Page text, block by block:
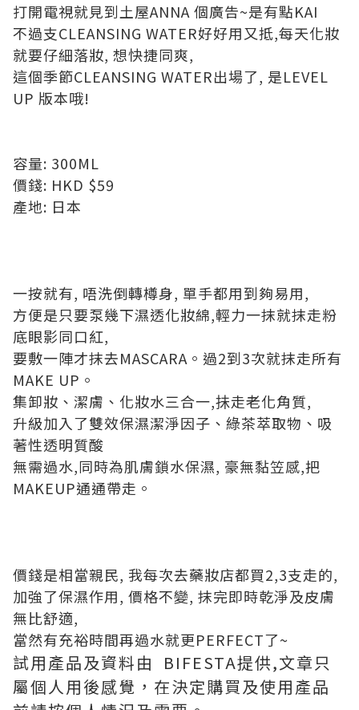
打開電視就見到土屋ANNA 個廣告~是有點KAI
不過支CLEANSING WATER好好用又抵,每天化妝
就要仔細落妝, 想快捷同爽,
這個季節CLEANSING WATER出場了, 是LEVEL
UP 版本哦!
容量: 300ML
價錢: HKD $59
產地: 日本
一按就有, 唔洗倒轉樽身, 單手都用到夠易用,
方便是只要泵幾下濕透化妝綿,輕力一抹就抹走粉
底眼影同口紅,
要敷一陣才抹去MASCARA。過2到3次就抹走所有
MAKE UP。
集卸妝、潔膚、化妝水三合一,抺走老化角質,
升級加入了雙效保濕潔淨因子、綠茶萃取物、吸
著性透明質酸
無需過水,同時為肌膚鎖水保濕, 豪無黏笠感,把
MAKEUP通通帶走。
價錢是相當親民, 我每次去藥妝店都買2,3支走的,
加強了保濕作用, 價格不變, 抹完即時乾淨及皮膚
無比舒適,
當然有充裕時間再過水就更PERFECT了~
試用產品及資料由 BIFESTA提供,文章只
屬個人用後感覺，在決定購買及使用產品